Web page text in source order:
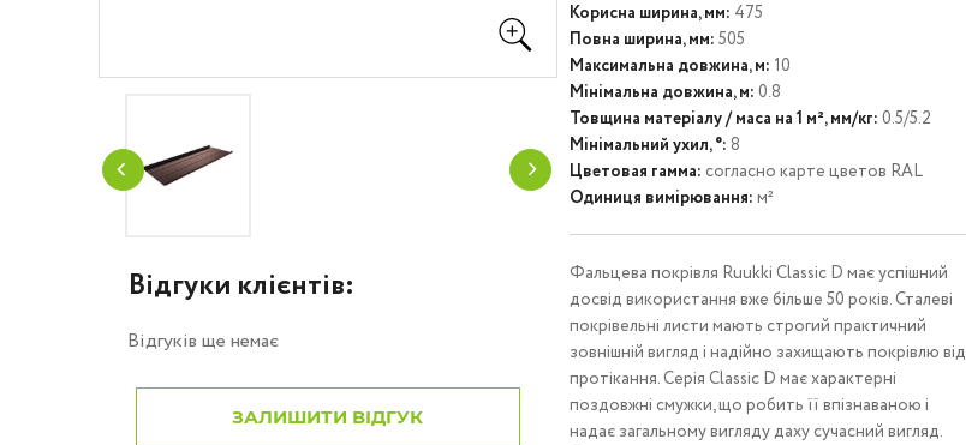
Відгуки клієнтів:
Відгуків ще немає
ЗАЛИШИТИ ВІДГУК
Корисна ширина, мм: 475
Повна ширина, мм: 505
Максимальна довжина, м: 10
Мінімальна довжина, м: 0.8
Товщина матеріалу / маса на 1 м², мм/кг: 0.5/5.2
Мінімальний ухил, °: 8
Цветовая гамма: согласно карте цветов RAL
Одиниця вимірювання: м²
Фальцева покрівля Ruukki Classic D має успішний
досвід використання вже більше 50 років. Сталеві
покрівельні листи мають строгий практичний
зовнішній вигляд і надійно захищають покрівлю від
протікання. Серія Classic D має характерні
поздовжні смужки, що робить її впізнаваною і
надає загальному вигляду даху сучасний вигляд.